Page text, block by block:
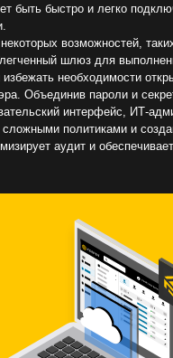
быть быстро и легко
возможностей,
шлюз для
необходимости
Объединив пароли и
интерфейс, ИТ-
сложными политиками и
аудит и